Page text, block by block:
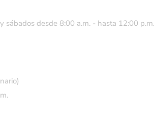
sábados desde 8:00 a.m. - hasta 12:00 p.m.